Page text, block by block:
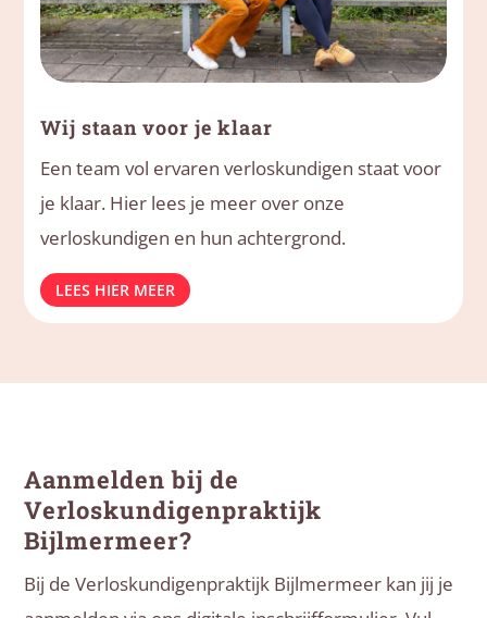
Wij staan voor je klaar
Een team vol ervaren verloskundigen staat voor
je klaar. Hier lees je meer over onze
verloskundigen en hun achtergrond.
LEES HIER MEER
Aanmelden bij de
Verloskundigenpraktijk
Bijlmermeer?
Bij de Verloskundigenpraktijk Bijlmermeer kan jij je